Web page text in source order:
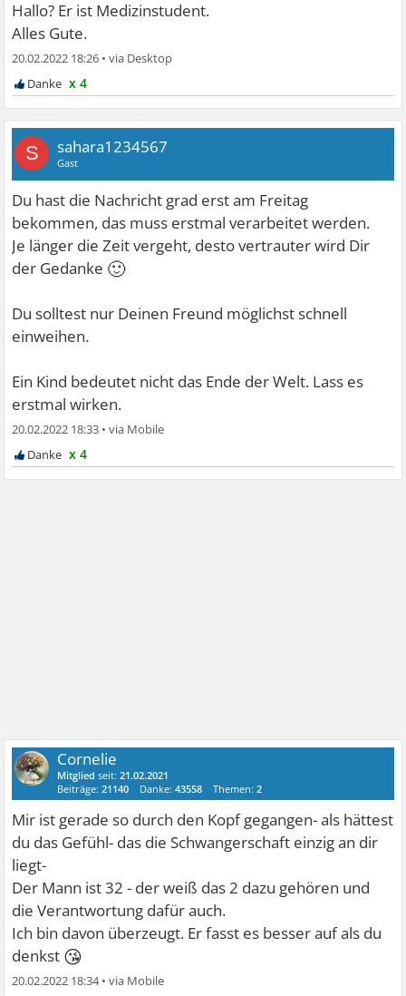
Hallo? Er ist Medizinstudent.
Alles Gute.
20.02.2022 18:26 •
x 4
S sahara1234567
Gast
Du hast die Nachricht grad erst am Freitag
bekommen, das muss erstmal verarbeitet werden.
Je länger die Zeit vergeht, desto vertrauter wird Dir
der Gedanke 🙂
Du solltest nur Deinen Freund möglichst schnell
einweihen.
Ein Kind bedeutet nicht das Ende der Welt. Lass es
erstmal wirken.
20.02.2022 18:33 •
x 4
Cornelie
Mitglied seit:21.02.2021
Beiträge:21140 Danke:43558 Themen:2
Mir ist gerade so durch den Kopf gegangen- als hättest
du das Gefühl- das die Schwangerschaft einzig an dir
liegt-
Der Mann ist 32 - der weiß das 2 dazu gehören und
die Verantwortung dafür auch.
Ich bin davon überzeugt. Er fasst es besser auf als du
denkst 😘
20.02.2022 18:34•